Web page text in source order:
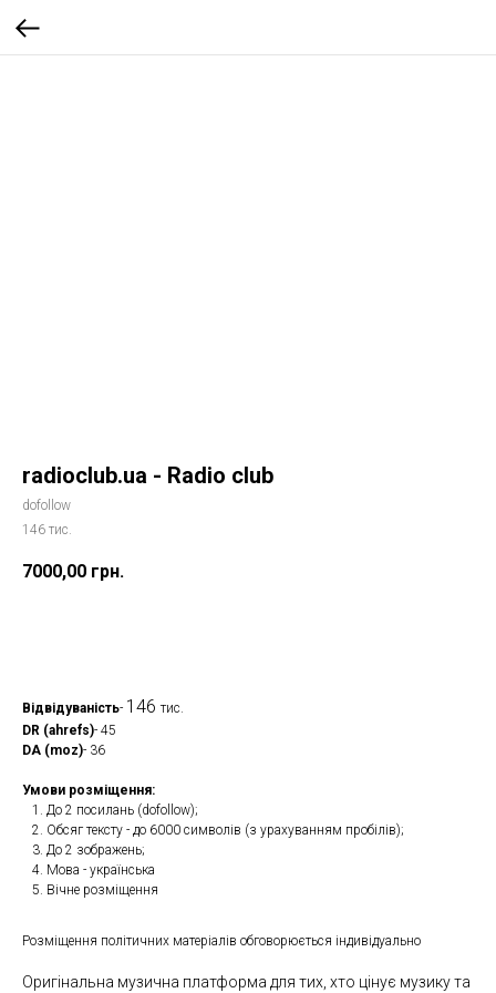
radioclub.ua - Radio club
dofollow
146 тис.
7000,00 грн.
Відвідуваність- 146 тис.
DR (ahrefs)- 45
DA (moz)- 36
Умови розміщення:
До 2 посилань (dofollow);
Обсяг тексту - до 6000 символів (з урахуванням пробілів);
До 2 зображень;
Мова - українська
Вічне розміщення
Розміщення політичних матеріалів обговорюється індивідуально
Оригінальна музична платформа для тих, хто цінує музику та